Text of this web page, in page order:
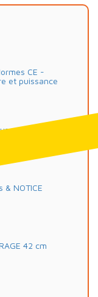
CE -
et puissance
Gonflables d
& NOTICE
42 cm